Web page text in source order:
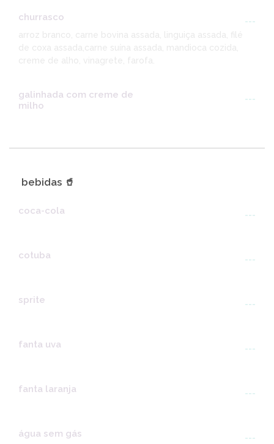
churrasco
---
arroz branco, carne bovina assada, linguiça assada, filé
de coxa assada,carne suína assada, mandioca cozida,
creme de alho, vinagrete, farofa.
galinhada com creme de
milho
---
bebidas 🥤
coca-cola ---
cotuba ---
sprite ---
fanta uva ---
fanta laranja ---
água sem gás ---